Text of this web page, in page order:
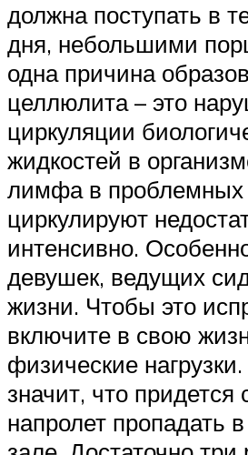
должна поступать в
дня, небольшими
одна причина
целлюлита – это
циркуляции
жидкостей в
лимфа в проблемных
циркулируют
интенсивно.
девушек, ведущих
жизни. Чтобы это
включите в свою
физические
значит, что придется
напролет пропадать